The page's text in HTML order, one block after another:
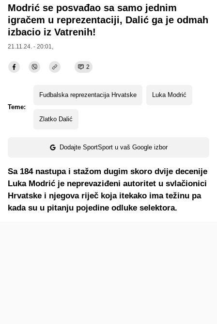
Modrić se posvađao sa samo jednim
igračem u reprezentaciji, Dalić ga je odmah
izbacio iz Vatrenih!
21.11.24. - 20:01,
2
Teme:
Fudbalska reprezentacija Hrvatske Luka Modrić
Zlatko Dalić
Dodajte SportSport u vaš Google izbor
Sa 184 nastupa i stažom dugim skoro dvije decenije
Luka Modrić je neprevaziđeni autoritet u svlačionici
Hrvatske i njegova riječ koja itekako ima težinu pa
kada su u pitanju pojedine odluke selektora.